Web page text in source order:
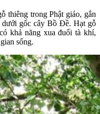
thiêng trong Phật giáo, gắn
gốc cây Bồ Đề. Hạt gỗ
khả năng xua đuổi tà khí,
sống.